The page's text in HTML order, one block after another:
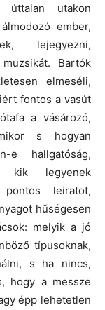
úttalan utakon
ember,
lejegyezni,
Bartók
elmeséli,
fontos a vasút
a vásározó,
s hogyan
e hallgatóság,
kik legyenek
pontos leiratot,
hűségesen
melyik a jó
típusoknak,
s ha nincs,
hogy a messze
épp lehetetlen